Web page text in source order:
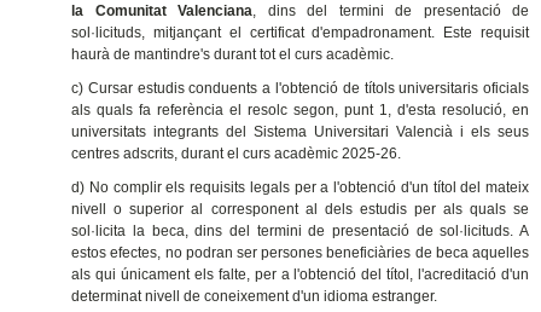
la Comunitat Valenciana, dins del termini de presentació de
sol·licituds, mitjançant el certificat d'empadronament. Este requisit
haurà de mantindre's durant tot el curs acadèmic.
c) Cursar estudis conduents a l'obtenció de títols universitaris oficials
als quals fa referència el resolc segon, punt 1, d'esta resolució, en
universitats integrants del Sistema Universitari Valencià i els seus
centres adscrits, durant el curs acadèmic 2025-26.
d) No complir els requisits legals per a l'obtenció d'un títol del mateix
nivell o superior al corresponent al dels estudis per als quals se
sol·licita la beca, dins del termini de presentació de sol·licituds. A
estos efectes, no podran ser persones beneficiàries de beca aquelles
als qui únicament els falte, per a l'obtenció del títol, l'acreditació d'un
determinat nivell de coneixement d'un idioma estranger.